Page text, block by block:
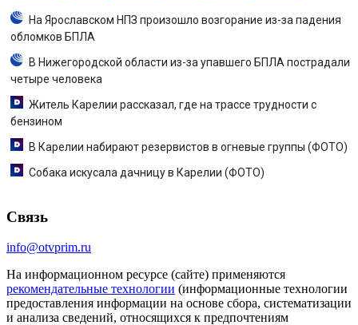
На Ярославском НПЗ произошло возгорание из-за падения
обломков БПЛА
В Нижегородской области из-за упавшего БПЛА пострадали
четыре человека
Житель Карелии рассказал, где на трассе трудности с
бензином
В Карелии набирают резервистов в огневые группы (ФОТО)
Собака искусала дачницу в Карелии (ФОТО)
Связь
info@otvprim.ru
На информационном ресурсе (сайте) применяются
рекомендательные технологии (информационные технологии
предоставления информации на основе сбора, систематизации
и анализа сведений, относящихся к предпочтениям